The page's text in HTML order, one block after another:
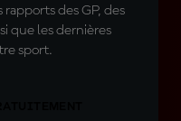
des GP, des
que les dernières
sport.